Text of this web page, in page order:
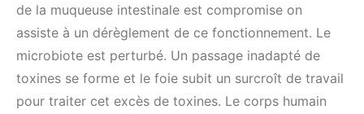
de la muqueuse intestinale est compromise on
assiste à un dérèglement de ce fonctionnement. Le
microbiote est perturbé. Un passage inadapté de
toxines se forme et le foie subit un surcroît de travail
pour traiter cet excès de toxines. Le corps humain